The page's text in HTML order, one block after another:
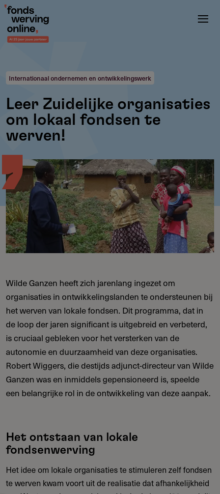
Overslaan
naar
de
gaan
Internationaal ondernemen en ontwikkelingswerk
Leer Zuidelijke organisaties
om lokaal fondsen te
werven!
Wilde Ganzen heeft zich jarenlang ingezet om
organisaties in ontwikkelingslanden te ondersteunen bij
het werven van lokale fondsen. Dit programma, dat in
de loop der jaren significant is uitgebreid en verbeterd,
is cruciaal gebleken voor het versterken van de
autonomie en duurzaamheid van deze organisaties.
Robert Wiggers, die destijds adjunct-directeur van Wilde
Ganzen was en inmiddels gepensioneerd is, speelde
een belangrijke rol in de ontwikkeling van deze aanpak.
Het ontstaan van lokale
fondsenwerving
Het idee om lokale organisaties te stimuleren zelf fondsen
te werven kwam voort uit de realisatie dat afhankelijkheid